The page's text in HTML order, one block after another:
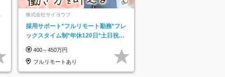
株式会社サイヨウブ
採用サポート*フルリモート勤務*フレ
ックスタイム制*年休120日*土日祝休
400～450万円
フルリモートあり